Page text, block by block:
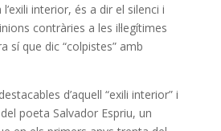
interior, és a dir el silenci i
contràries a les il·legítimes
sí que dic “colpistes” amb
d’aquell “exili interior” i
poeta Salvador Espriu, un